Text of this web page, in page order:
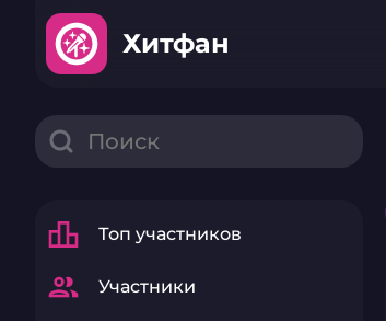
Хитфан
leaderboard Топ участников
group Участники